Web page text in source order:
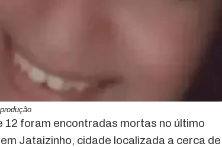
12 foram encontradas mortas no último
Jataizinho, cidade localizada a cerca de